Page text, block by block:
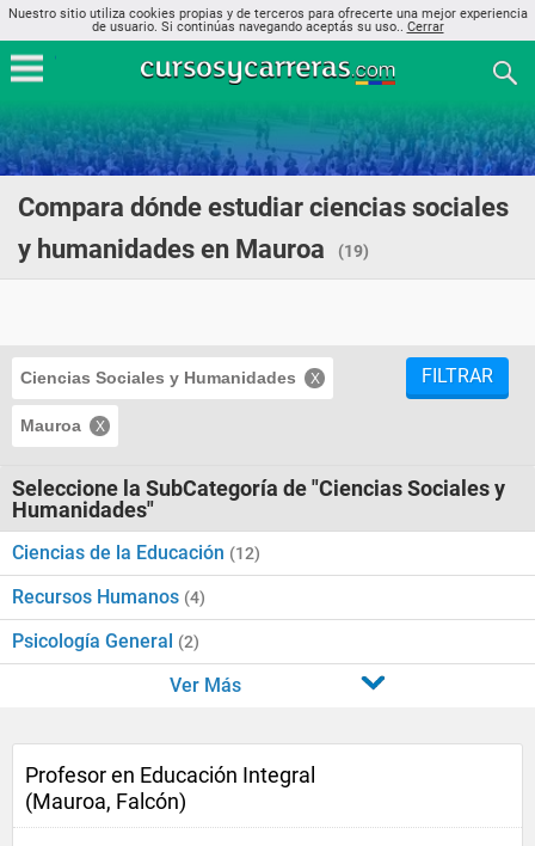
Nuestro sitio utiliza cookies propias y de terceros para ofrecerte una mejor experiencia
de usuario. Si continúas navegando aceptás su uso.. Cerrar
Compara dónde estudiar ciencias sociales
y humanidades en Mauroa
(19)
Ciencias Sociales y Humanidades
Mauroa
FILTRAR
Seleccione la SubCategoría de "Ciencias Sociales y
Humanidades"
Ciencias de la Educación (12)
Recursos Humanos (4)
Psicología General (2)
Ver Más
Profesor en Educación Integral
(Mauroa, Falcón)